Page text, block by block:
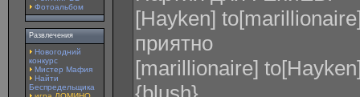
Фотоальбом
Развлечения
Новогодний
конкурс
Мистер Мафия
Найти
Беспредельщика
[Hayken]
приятно
[marillionaire]